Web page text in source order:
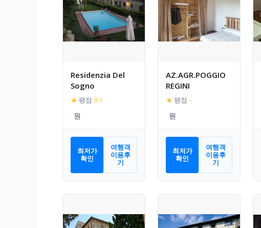
Residenzia Del
Sogno
★ 평점 9.1
최저가
확인
여행객
이용후
기
AZ.AGR.POGGIO
REGINI
★ 평점 –
최저가
확인
여행객
이용후
기